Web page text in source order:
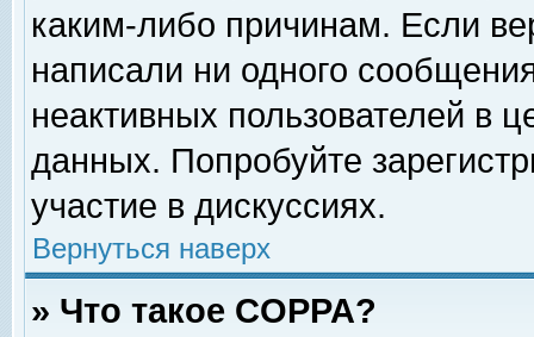
каким-либо причинам. Если
написали ни одного
неактивных пользователей в
данных. Попробуйте
участие в дискуссиях.
Вернуться наверх
» Что такое COPPA?